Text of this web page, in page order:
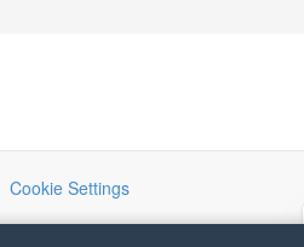
Cookie Settings